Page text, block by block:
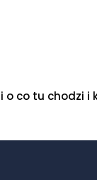
o co tu chodzi